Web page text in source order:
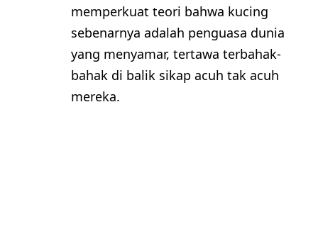
memperkuat teori bahwa kucing
sebenarnya adalah penguasa dunia
yang menyamar, tertawa terbahak-
bahak di balik sikap acuh tak acuh
mereka.